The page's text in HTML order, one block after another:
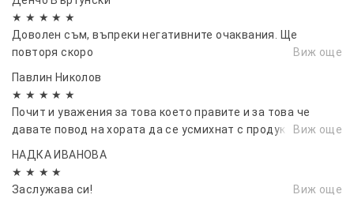
★ ★ ★ ★ ★
Доволен съм, въпреки негативните очаквания. Ще
повторя скоро
Виж още
Павлин Николов
★ ★ ★ ★ ★
Почит и уважения за това което правите и за това че
давате повод на хората да се усмихнат с продуктите ви.
Виж още
НАДКА ИВАНОВА
★ ★ ★ ★
Заслужава си!
Виж още